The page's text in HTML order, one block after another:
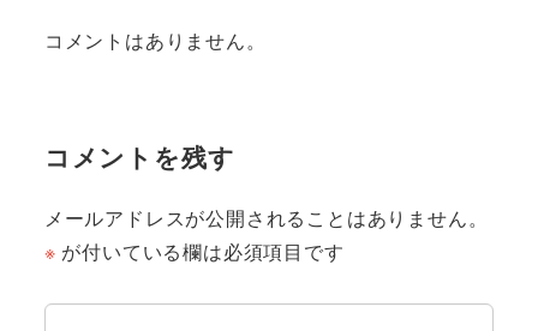
コメントはありません。
コメントを残す
メールアドレスが公開されることはありません。
※ が付いている欄は必須項目です